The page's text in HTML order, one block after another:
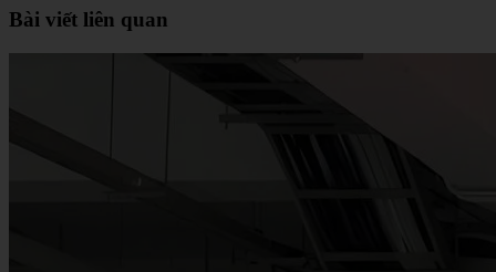
Bài viết liên quan